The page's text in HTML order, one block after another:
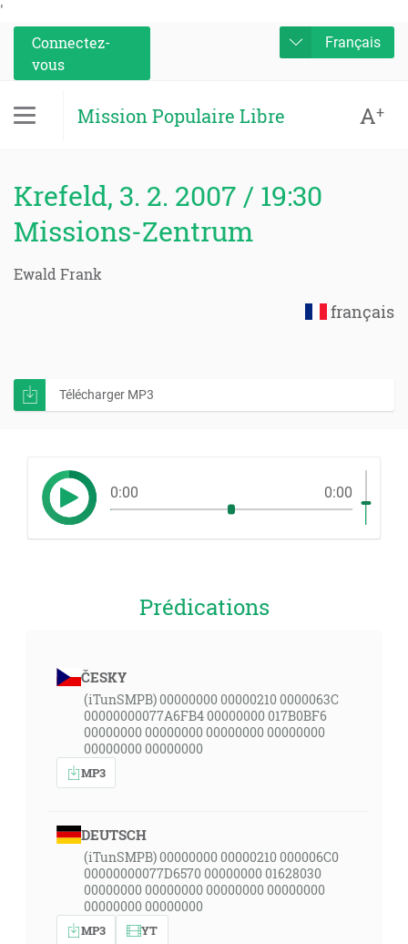
'
Connectez-
vous
Français
Mission Populaire Libre A+
Krefeld, 3. 2. 2007 / 19:30
Missions-Zentrum
Ewald Frank
français
Télécharger MP3
0:00 0:00
Prédications
ČESKY
(iTunSMPB) 00000000 00000210 0000063C
00000000077A6FB4 00000000 017B0BF6
00000000 00000000 00000000 00000000
00000000 00000000
MP3
DEUTSCH
(iTunSMPB) 00000000 00000210 000006C0
00000000077D6570 00000000 01628030
00000000 00000000 00000000 00000000
00000000 00000000
MP3 YT